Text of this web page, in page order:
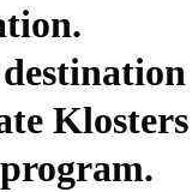
Klosters